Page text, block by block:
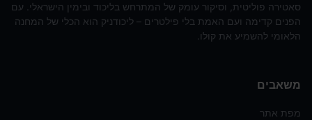
סאטירה פוליטית, וסיקור עומק של המתרחש בליכוד ובימין הישראלי. עם
הפנים קדימה ועם האמת בלי פילטרים – ליכודניק הוא הכלי של המחנה
הלאומי להשמיע את קולו.
משאבים
מפת אתר